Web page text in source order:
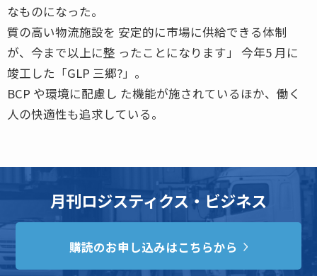
なものになった。
質の高い物流施設を 安定的に市場に供給できる体制
が、今まで以上に整 ったことになります」 今年5 月に
竣工した「GLP 三郷?」。
BCP や環境に配慮し た機能が施されているほか、働く
人の快適性も追求している。
月刊ロジスティクス・ビジネス
購読のお申し込みはこちらから